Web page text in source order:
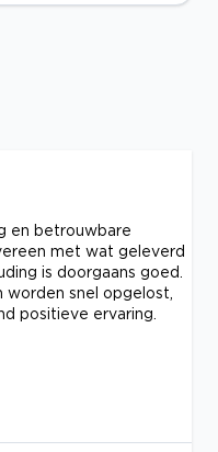
en betrouwbare
met wat geleverd
is doorgaans goed.
worden snel opgelost,
positieve ervaring.